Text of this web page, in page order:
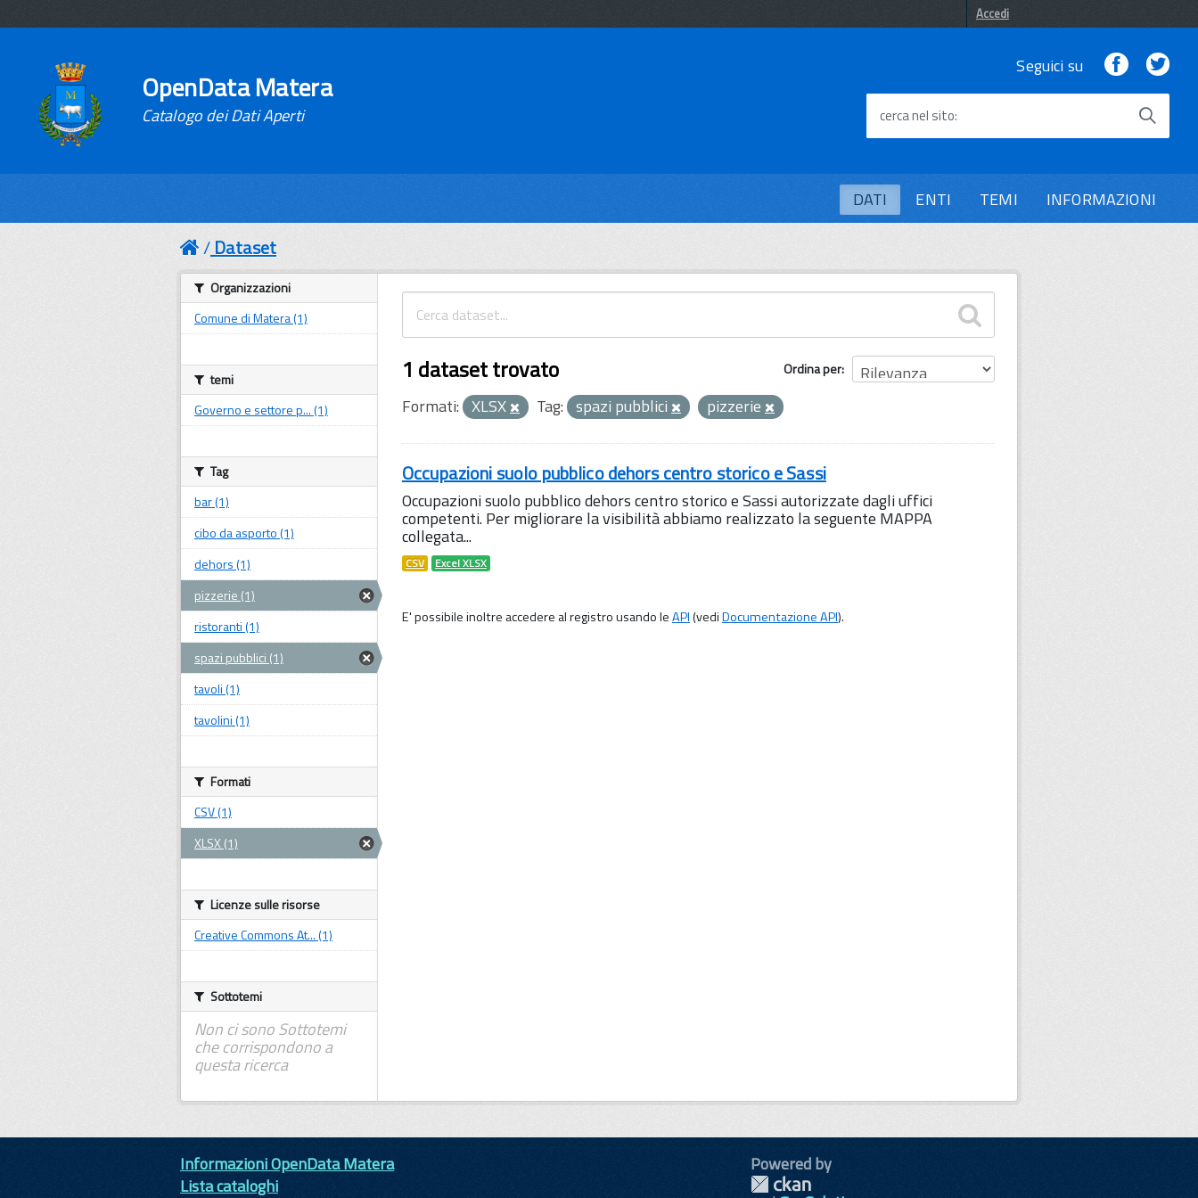
Accedi
OpenData Matera
Catalogo dei Dati Aperti
Seguici su Facebook
cerca nel sito
DATI ENTI TEMI INFORMAZIONI
Dataset
Ordina per
1 dataset trovato
Formati: XLSX Tag: spazi pubblici pizzerie
Occupazioni suolo pubblico dehors centro storico e Sassi
Occupazioni suolo pubblico dehors centro storico e Sassi autorizzate dagli uffici
competenti. Per migliorare la visibilità abbiamo realizzato la seguente MAPPA
collegata...
CSV Excel XLSX
E' possibile inoltre accedere al registro usando leAPI(vediDocumentazione API).
Organizzazioni
Comune di Matera (1)
temi
Governo e settore p... (1)
Tag
bar (1)
cibo da asporto (1)
dehors (1)
pizzerie (1)
ristoranti (1)
spazi pubblici (1)
tavoli (1)
tavolini (1)
Formati
CSV (1)
XLSX (1)
Licenze sulle risorse
Creative Commons At... (1)
Sottotemi
Non ci sono Sottotemi
che corrispondono a
questa ricerca
Informazioni OpenData Matera
Lista cataloghi
Powered by